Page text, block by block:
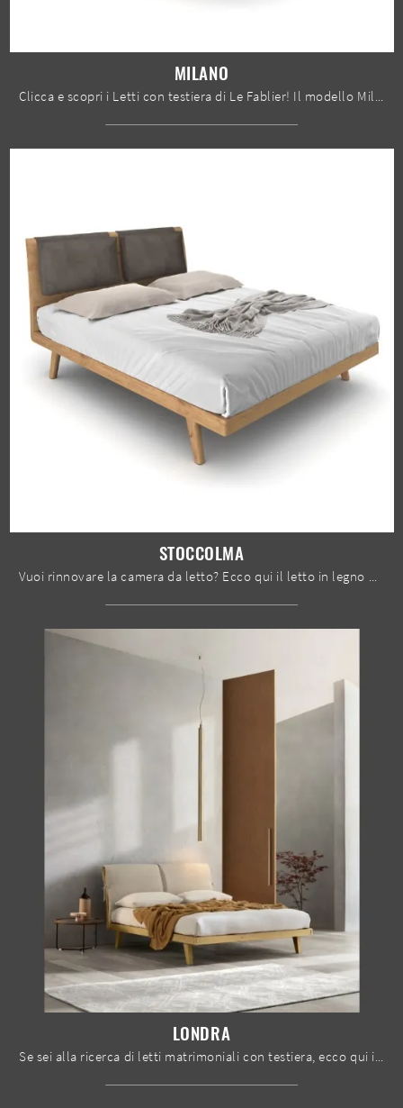
MILANO
STOCCOLMA
Vuoi rinnovare la camera da letto? Ecco qui il letto in legno Stoccolma di Le Fablier per spazi moderni.
LONDRA
Se sei alla ricerca di letti matrimoniali con testiera, ecco qui il modello Londra in legno per impreziosire la camera da letto.